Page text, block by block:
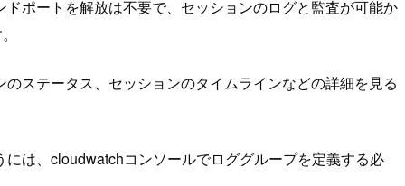
ドポートを解放は不要で、セッションのログと監査が可能か
ステータス、セッションのタイムラインなどの詳細を見る
は、cloudwatchコンソールでロググループを定義する必